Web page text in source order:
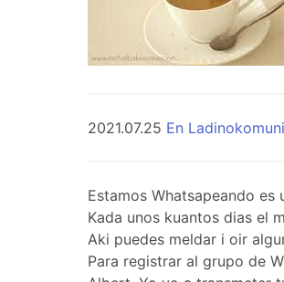
2021.07.25 En
Estamos Whatsapeando
Kada unos kuantos dias el
Aki puedes meldar i oir
Para registrar al grupo de